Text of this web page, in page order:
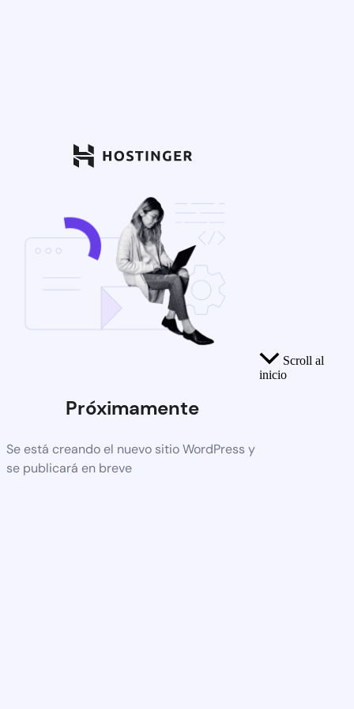
Próximamente
Se está creando el nuevo sitio WordPress y
se publicará en breve
Scroll al
inicio